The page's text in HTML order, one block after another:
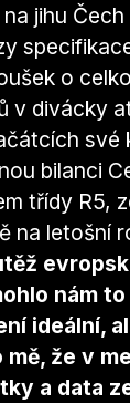
jihu
o
v divácky
bilanci
třídy R5,
na letošní
nám
ideální,
mě, že v
a data